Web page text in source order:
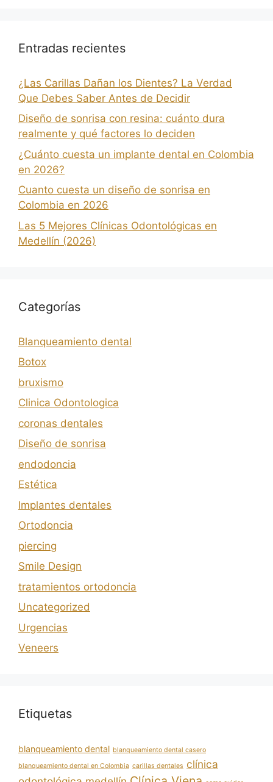
Entradas recientes
¿Las Carillas Dañan los Dientes? La Verdad
Que Debes Saber Antes de Decidir
Diseño de sonrisa con resina: cuánto dura
realmente y qué factores lo deciden
¿Cuánto cuesta un implante dental en Colombia
en 2026?
Cuanto cuesta un diseño de sonrisa en
Colombia en 2026
Las 5 Mejores Clínicas Odontológicas en
Medellín (2026)
Categorías
Blanqueamiento dental
Botox
bruxismo
Clinica Odontologica
coronas dentales
Diseño de sonrisa
endodoncia
Estética
Implantes dentales
Ortodoncia
piercing
Smile Design
tratamientos ortodoncia
Uncategorized
Urgencias
Veneers
Etiquetas
blanqueamiento dental blanqueamiento dental casero
blanqueamiento dental en Colombia carillas dentales clínica